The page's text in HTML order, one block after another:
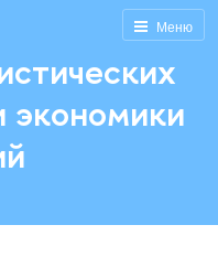
Меню
экономики